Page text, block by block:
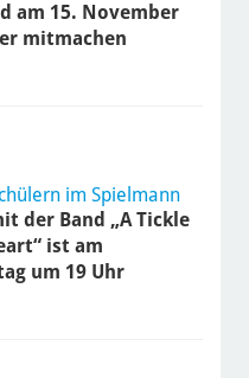
am 15. November
mitmachen
im Spielmann
der Band „A Tickle
ist am
um 19 Uhr